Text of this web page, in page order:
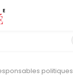
politiques